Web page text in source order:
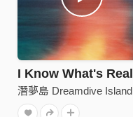
潛夢島 Dreamdive Island